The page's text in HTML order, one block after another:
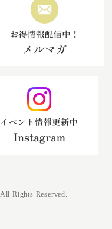
Rights Reserved.